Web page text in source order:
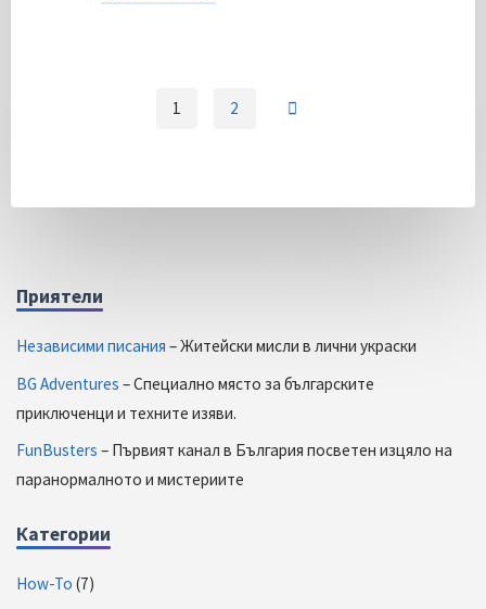
1 2
Приятели
Независими писания – Житейски мисли в лични украски
BG Adventures – Специално място за българските
приключенци и техните изяви.
FunBusters – Първият канал в България посветен изцяло на
паранормалното и мистериите
Категории
How-To (7)